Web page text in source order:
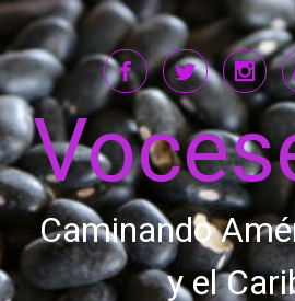
Saltar al contenido principal
Caminando
y el